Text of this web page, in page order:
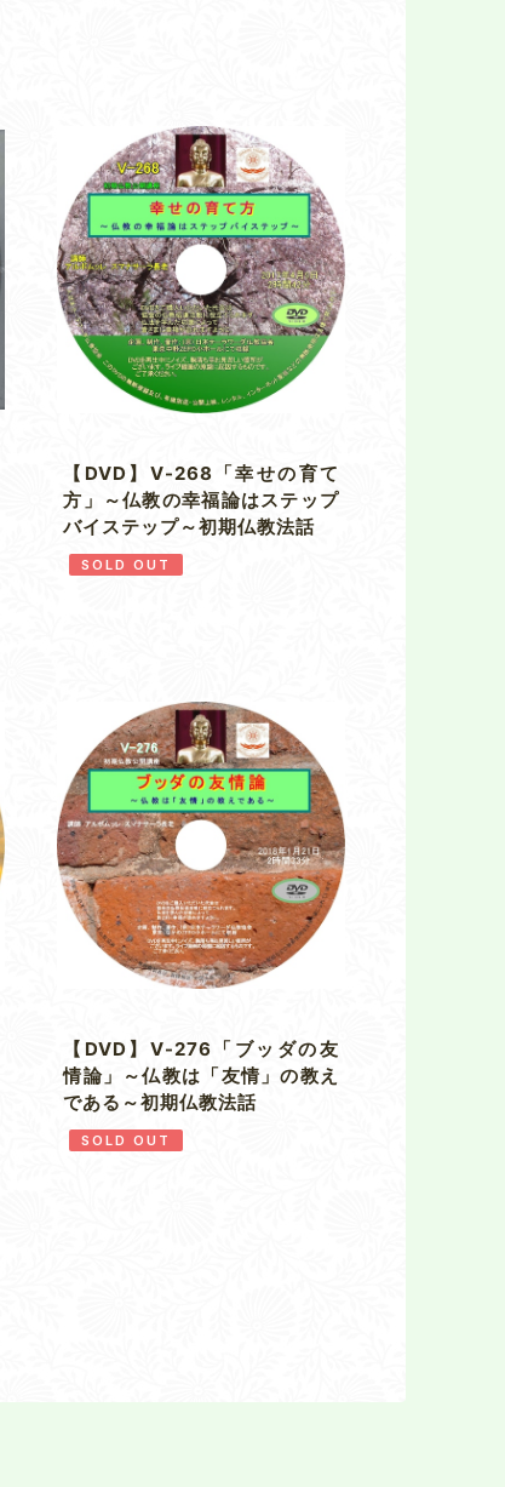
【DVD】V-268「幸せの育て
方」～仏教の幸福論はステップ
バイステップ～初期仏教法話
SOLD OUT
【DVD】V-276「ブッダの友
情論」～仏教は「友情」の教え
である～初期仏教法話
SOLD OUT